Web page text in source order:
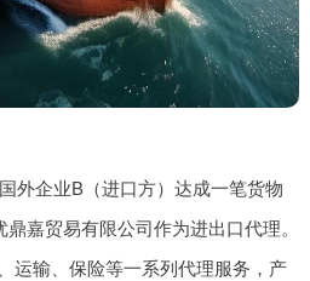
外企业B（进口方）达成一笔货物
嘉贸易有限公司作为进出口代理。
运输、保险等一系列代理服务，产